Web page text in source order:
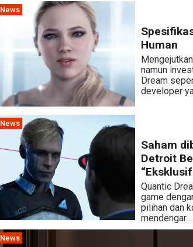
News
Human
namun
Dream
developer
News
Saham
Detroit
Quantic
game
pilihan dan
mendengar…
News